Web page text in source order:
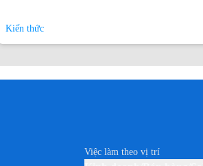
Kiến thức
Việc làm theo vị trí